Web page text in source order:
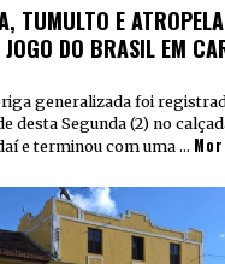
TUMULTO E
DO BRASIL EM
generalizada foi
desta Segunda (2) no
e terminou com uma …